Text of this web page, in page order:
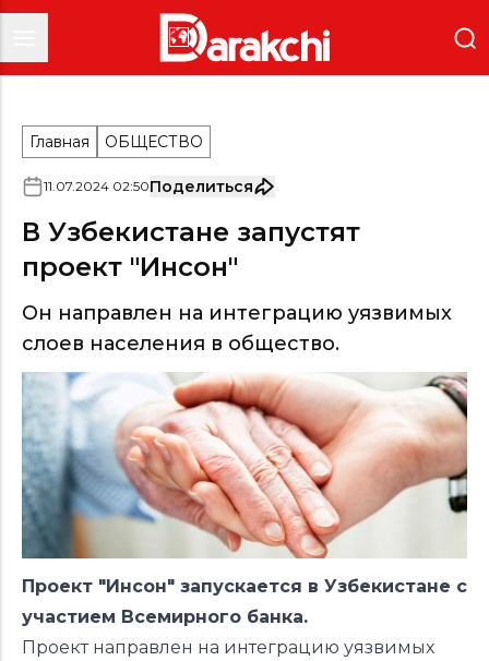
Главная ОБЩЕСТВО
11.07.2024 02:50Поделиться
В Узбекистане запустят
проект "Инсон"
Он направлен на интеграцию уязвимых
слоев населения в общество.
Проект "Инсон" запускается в Узбекистане с
участием Всемирного банка.
Проект направлен на интеграцию уязвимых